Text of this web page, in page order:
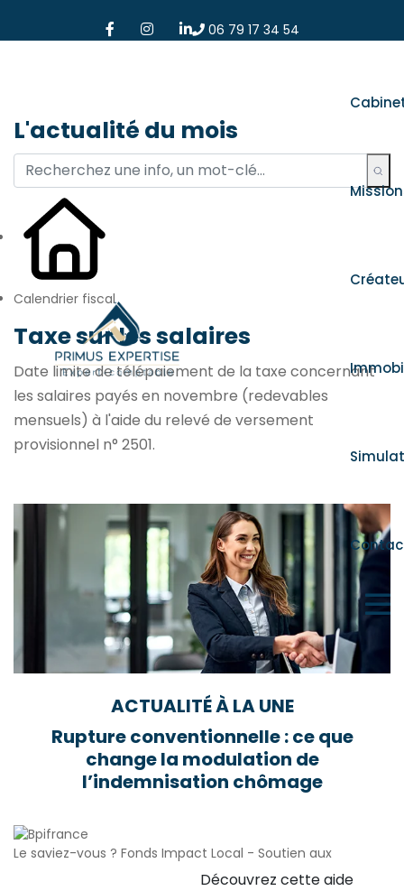
06 79 17 34 54
L'actualité du mois
Calendrier fiscal
Taxe sur les salaires
Date limite de télépaiement de la taxe concernant
les salaires payés en novembre (redevables
mensuels) à l'aide du relevé de versement
provisionnel n° 2501.
ACTUALITÉ À LA UNE
Rupture conventionnelle : ce que
change la modulation de
l’indemnisation chômage
Le saviez-vous ? Fonds Impact Local - Soutien aux
Découvrez cette aide